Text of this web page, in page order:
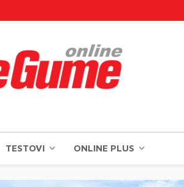
TESTOVI ONLINE PLUS